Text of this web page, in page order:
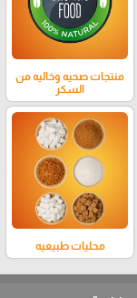
منتجات صحيه وخاليه من
السكر
محليات طبيعيه